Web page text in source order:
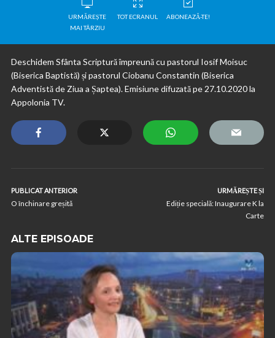
URMĂREȘTE
MAI TÂRZIU
TOT ECRANUL ABONEAZĂ-TE!
Deschidem Sfânta Scriptură împreună cu pastorul Iosif Moisuc
(Biserica Baptistă) și pastorul Ciobanu Constantin (Biserica
Adventistă de Ziua a Șaptea). Emisiune difuzată pe 27.10.2020 la
Appolonia TV.
PUBLICAT ANTERIOR
O închinare greșită
URMĂREȘTE ȘI
Ediție specială: Inaugurare K la
Carte
ALTE EPISOADE